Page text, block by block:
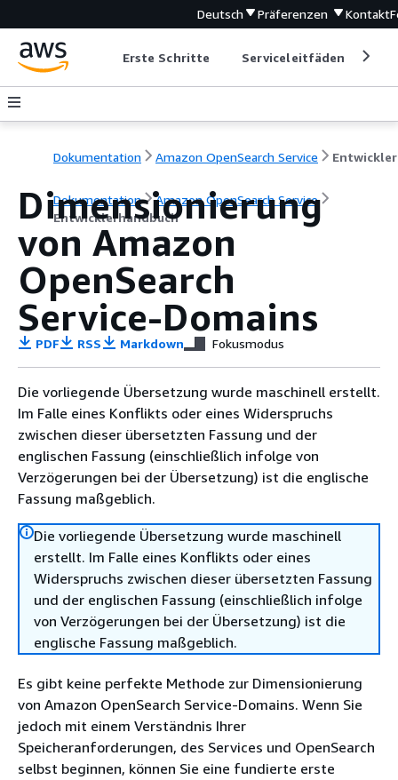
Deutsch Präferenzen Kontakt
Erste Schritte Serviceleitfäden
Dokumentation Amazon OpenSearch Service
Dokumentation
Amazon OpenSearch Service
Entwicklerhandbuch
Dimensionierung
von Amazon
OpenSearch
Service-Domains
PDF RSS Markdown Fokusmodus
Die vorliegende Übersetzung wurde maschinell erstellt.
Im Falle eines Konflikts oder eines Widerspruchs
zwischen dieser übersetzten Fassung und der
englischen Fassung (einschließlich infolge von
Verzögerungen bei der Übersetzung) ist die englische
Fassung maßgeblich.
Die vorliegende Übersetzung wurde maschinell
erstellt. Im Falle eines Konflikts oder eines
Widerspruchs zwischen dieser übersetzten Fassung
und der englischen Fassung (einschließlich infolge
von Verzögerungen bei der Übersetzung) ist die
englische Fassung maßgeblich.
Es gibt keine perfekte Methode zur Dimensionierung
von Amazon OpenSearch Service-Domains. Wenn Sie
jedoch mit einem Verständnis Ihrer
Speicheranforderungen, des Services und OpenSearch
selbst beginnen, können Sie eine fundierte erste